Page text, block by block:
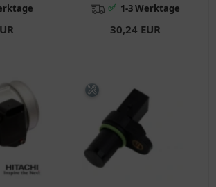
✅ 1-3 Werktage
30,24 EUR